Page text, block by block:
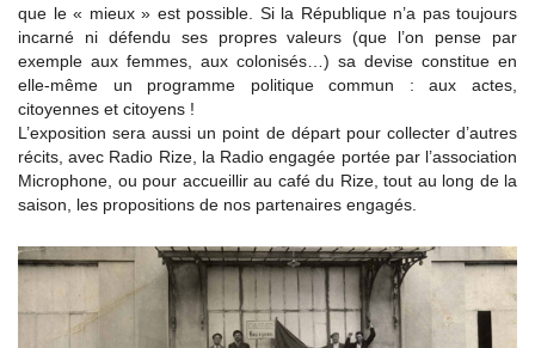
que le « mieux » est possible. Si la République n’a pas toujours
incarné ni défendu ses propres valeurs (que l’on pense par
exemple aux femmes, aux colonisés…) sa devise constitue en
elle-même un programme politique commun : aux actes,
citoyennes et citoyens !
L’exposition sera aussi un point de départ pour collecter d’autres
récits, avec Radio Rize, la Radio engagée portée par l’association
Microphone, ou pour accueillir au café du Rize, tout au long de la
saison, les propositions de nos partenaires engagés.